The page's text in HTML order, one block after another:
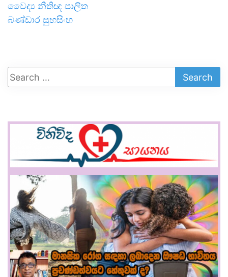
වෛද්‍ය නීතිඥ පාලිත
බණ්ඩාර සුභසිංහ